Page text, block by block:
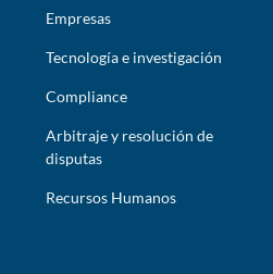
Empresas
Tecnología e investigación
Compliance
Arbitraje y resolución de
disputas
Recursos Humanos